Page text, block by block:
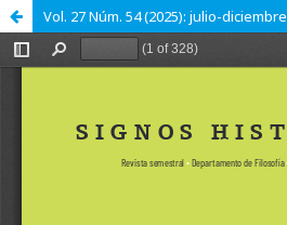
Vol. 27 Núm. 54 (2025): julio-diciembre